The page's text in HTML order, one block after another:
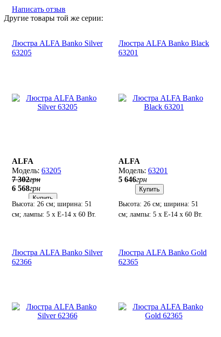
Написать отзыв
Другие товары той же серии:
Люстра ALFA Banko Silver
63205
ALFA
63205
7 302грн
6 568грн
Купить
Высота: 26 см; ширина: 51
см; лампы: 5 х Е-14 х 60 Вт.
Люстра ALFA Banko Black
63201
ALFA
63201
5 646грн
Купить
Высота: 26 см; ширина: 51
см; лампы: 5 х Е-14 х 60 Вт.
Люстра ALFA Banko Silver
62366
Люстра ALFA Banko Gold
62365